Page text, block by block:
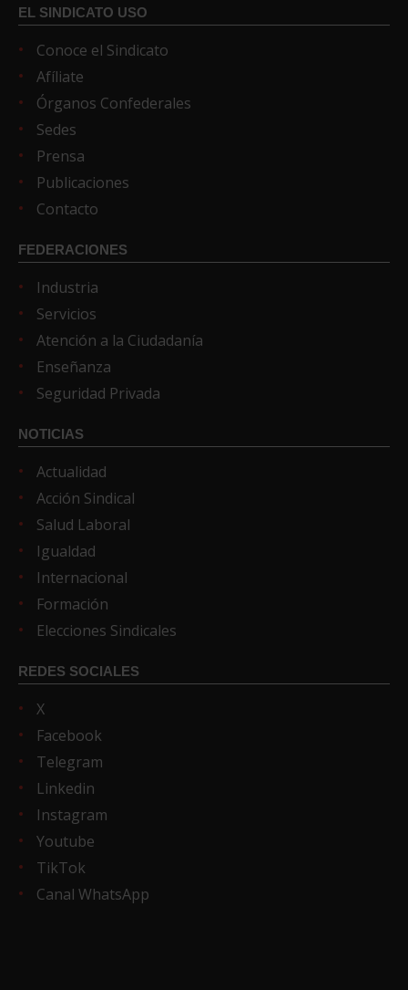
EL SINDICATO USO
Conoce el Sindicato
Afíliate
Órganos Confederales
Sedes
Prensa
Publicaciones
Contacto
FEDERACIONES
Industria
Servicios
Atención a la Ciudadanía
Enseñanza
Seguridad Privada
NOTICIAS
Actualidad
Acción Sindical
Salud Laboral
Igualdad
Internacional
Formación
Elecciones Sindicales
REDES SOCIALES
X
Facebook
Telegram
Linkedin
Instagram
Youtube
TikTok
Canal WhatsApp